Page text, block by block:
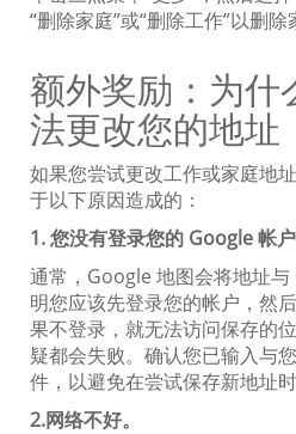
“删除家庭”或“删除工作”以删除
额外奖励：为什
法更改您的地址
如果您尝试更改工作或家庭地
于以下原因造成的：
1. 您没有登录您的 Google 帐户
通常，Google 地图会将地址
明您应该先登录您的帐户，然
果不登录，就无法访​​问保存的
疑都会失败。确认您已输入与
件，以避免在尝试保存新地址时
2.网络不好。